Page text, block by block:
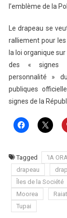
l’emblème de la
Le drapeau se
ralliement pour
la loi organique
des « signes
personnalité »
publiques
signes de la
Tagged ‘IA
drapeau
Îles de la Société
Moorea
Tupai